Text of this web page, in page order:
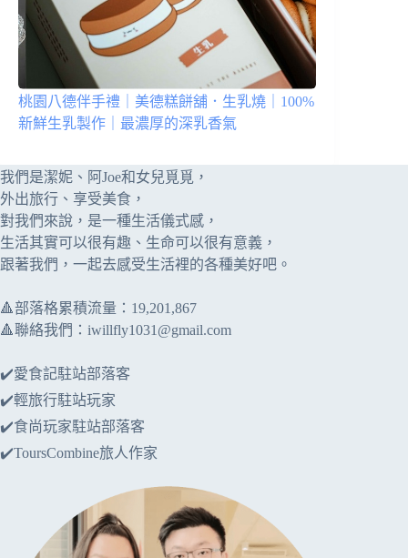
桃園八德伴手禮｜美德糕餅舖．生乳燒｜100%
新鮮生乳製作｜最濃厚的深乳香氣
我們是潔妮、阿Joe和女兒覓覓，
外出旅行、享受美食，
對我們來說，是一種生活儀式感，
生活其實可以很有趣、生命可以很有意義，
跟著我們，一起去感受生活裡的各種美好吧。
🔺部落格累積流量：​​19,201,867
🔺聯絡我們： iwillfly1031@gmail.com
✔️愛食記駐站部落客
✔️輕旅行駐站玩家
✔️食尚玩家駐站部落客
✔️ToursCombine旅人作家